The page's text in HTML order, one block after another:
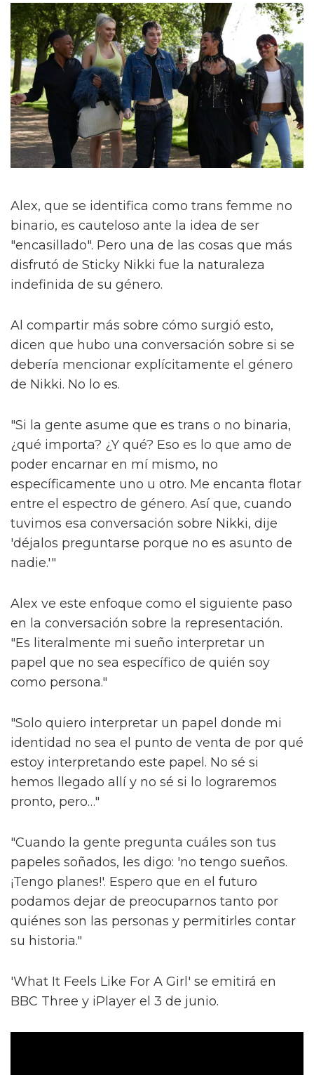
Alex, que se identifica como trans femme no
binario, es cauteloso ante la idea de ser
"encasillado". Pero una de las cosas que más
disfrutó de Sticky Nikki fue la naturaleza
indefinida de su género.
Al compartir más sobre cómo surgió esto,
dicen que hubo una conversación sobre si se
debería mencionar explícitamente el género
de Nikki. No lo es.
"Si la gente asume que es trans o no binaria,
¿qué importa? ¿Y qué? Eso es lo que amo de
poder encarnar en mí mismo, no
específicamente uno u otro. Me encanta flotar
entre el espectro de género. Así que, cuando
tuvimos esa conversación sobre Nikki, dije
'déjalos preguntarse porque no es asunto de
nadie.'"
Alex ve este enfoque como el siguiente paso
en la conversación sobre la representación.
"Es literalmente mi sueño interpretar un
papel que no sea específico de quién soy
como persona."
"Solo quiero interpretar un papel donde mi
identidad no sea el punto de venta de por qué
estoy interpretando este papel. No sé si
hemos llegado allí y no sé si lo lograremos
pronto, pero…"
"Cuando la gente pregunta cuáles son tus
papeles soñados, les digo: 'no tengo sueños.
¡Tengo planes!'. Espero que en el futuro
podamos dejar de preocuparnos tanto por
quiénes son las personas y permitirles contar
su historia."
'What It Feels Like For A Girl' se emitirá en
BBC Three y iPlayer el 3 de junio.